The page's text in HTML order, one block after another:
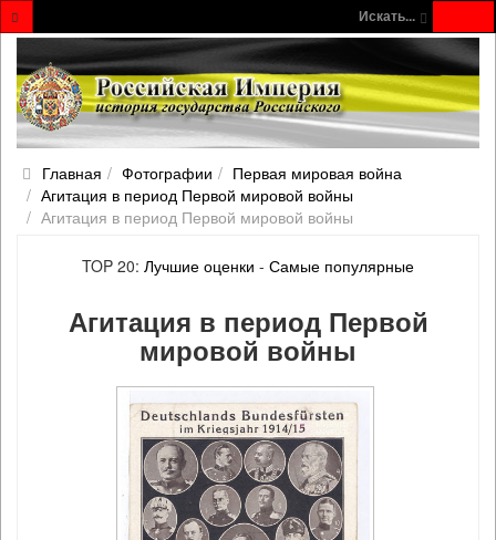
Искать...
Главная Фотографии
Первая мировая война
Агитация в период Первой мировой войны
Агитация в период Первой мировой войны
TOP 20: Лучшие оценки - Самые популярные
Агитация в период Первой
мировой войны